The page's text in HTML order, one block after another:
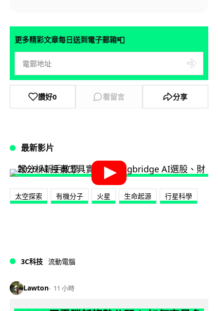
更多精彩文章每日送到電子郵箱📮
讚好0 看留言 分享
最新影片
太空探索 有機分子 火星 生命起源 行星科學
3C科技 流動電腦
Lawton 11 小時